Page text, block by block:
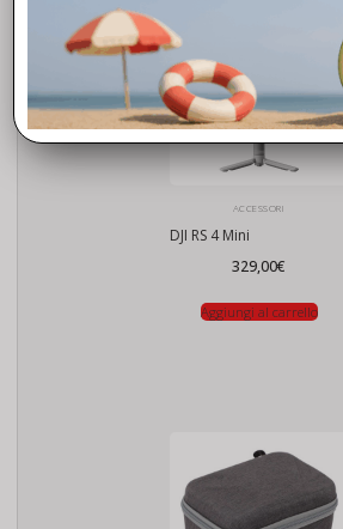
ACCESSORI
DJI RS 4 Mini
329,00€
Aggiungi al carrello